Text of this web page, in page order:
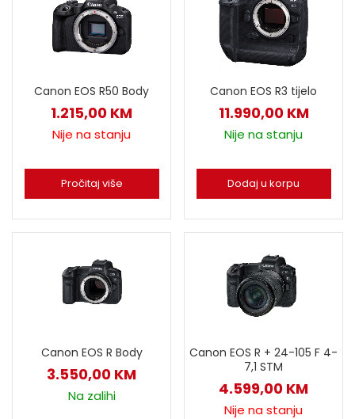
Canon EOS R50 Body
1.215,00 KM
Nije na stanju
Pročitaj više
Canon EOS R3 tijelo
11.990,00 KM
Nije na stanju
Dodaj u korpu
Canon EOS R Body
3.550,00 KM
Na zalihi
Canon EOS R + 24-105 F 4-
7,1 STM
4.599,00 KM
Nije na stanju